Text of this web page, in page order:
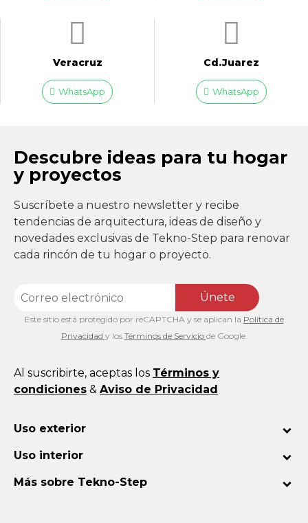
Veracruz
WhatsApp
Cd.Juarez
WhatsApp
Descubre ideas para tu hogar
y proyectos
Suscríbete a nuestro newsletter y recibe
tendencias de arquitectura, ideas de diseño y
novedades exclusivas de Tekno-Step para renovar
cada rincón de tu hogar o proyecto.
Únete
Este sitio está protegido por reCAPTCHA y se aplican la Política de
Privacidad y los Términos de Servicio de Google.
Al suscribirte, aceptas los Términos y
condiciones & Aviso de Privacidad
Uso exterior
Uso interior
Más sobre Tekno-Step